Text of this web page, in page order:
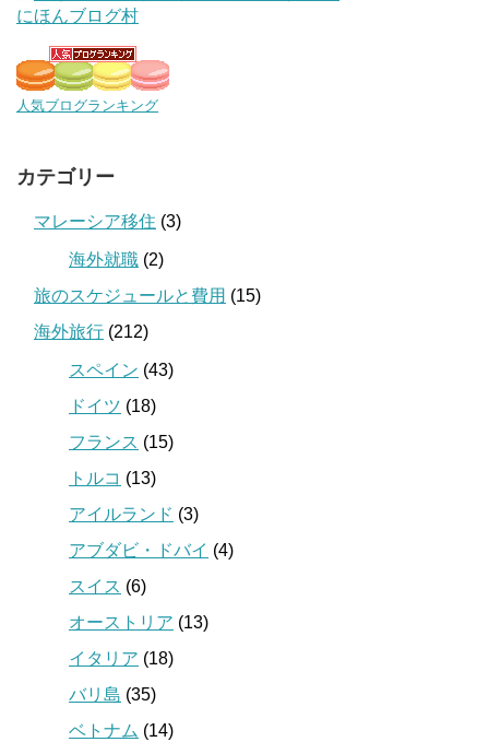
にほんブログ村
人気ブログランキング
カテゴリー
マレーシア移住 (3)
海外就職 (2)
旅のスケジュールと費用 (15)
海外旅行 (212)
スペイン (43)
ドイツ (18)
フランス (15)
トルコ (13)
アイルランド (3)
アブダビ・ドバイ (4)
スイス (6)
オーストリア (13)
イタリア (18)
バリ島 (35)
ベトナム (14)